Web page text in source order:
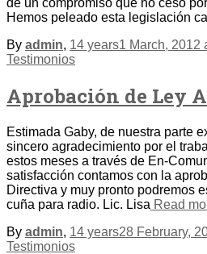
Hemos peleado esta legislación
By admin, 14 years1 March, 2012
Testimonios
Aprobación de Ley
Estimada Gaby, de nuestra parte
sincero agradecimiento por el
estos meses a través de En-
satisfacción contamos con la
Directiva y muy pronto podremos
cuña para radio. Lic. Lisa Read
By admin, 14 years28 February,
Testimonios